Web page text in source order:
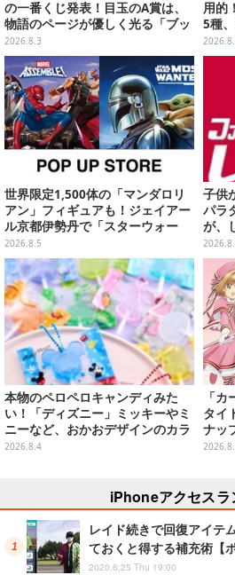
の一番くじ発表！目玉のA賞は、
物語のページが優しく光る「ブッ
クシェイプドライト」
2026.8.3
用的
5種
ーが
世界限定1,500体の「マンダロリ
アン」フィギュアも！ジェイアー
ル京都伊勢丹で「スターウォー
ズ」&「マーベル」ポップアップ
ストア開催
2026.8.5
子供
パラ
が、
スト
本物のペロペロキャンディみた
い！「ディズニー」ミッキーやミ
ニーなど、おかおデザインのカラ
フルチャーム全10種が8月31日発
2026.8.4
「
タイ
ナッ
ーマ
イ
iPhoneアクセスラ
レイド続きで回復アイテ
ておくと得する補充術【
2020.6.25 Thu 19:00